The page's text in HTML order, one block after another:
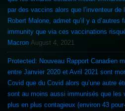
par des vaccins alors que l’inventeur de
Robert Malone, admet qu’il y a d’autres
immunity que via ces vaccinations
Macron August 4, 2021
Protected: Nouveau Rapport Canadien
entre Janvier 2020 et Avril 2021 sont
Covid que du Covid alors qu’une autre
sont au moins aussi immunisés que les
plus en plus contagieux (environ 43